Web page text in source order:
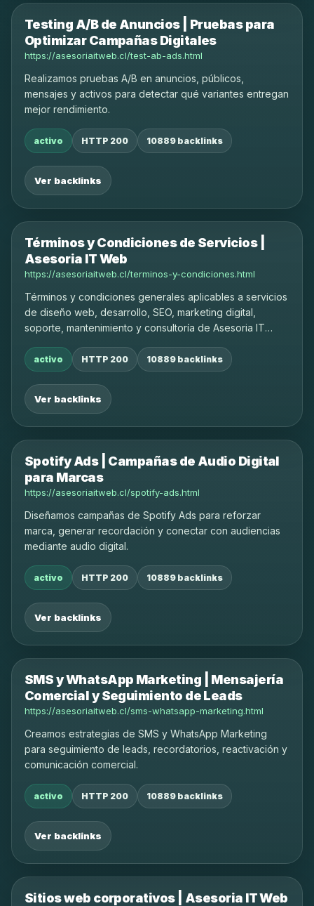
Testing A/B de Anuncios | Pruebas para
Optimizar Campañas Digitales
https://asesoriaitweb.cl/test-ab-ads.html
Realizamos pruebas A/B en anuncios, públicos,
mensajes y activos para detectar qué variantes entregan
mejor rendimiento.
activo HTTP 200 10889 backlinks
Ver backlinks
Términos y Condiciones de Servicios |
Asesoria IT Web
https://asesoriaitweb.cl/terminos-y-condiciones.html
Términos y condiciones generales aplicables a servicios
de diseño web, desarrollo, SEO, marketing digital,
soporte, mantenimiento y consultoría de Asesoria IT
activo HTTP 200 10889 backlinks
Ver backlinks
Spotify Ads | Campañas de Audio Digital
para Marcas
https://asesoriaitweb.cl/spotify-ads.html
Diseñamos campañas de Spotify Ads para reforzar
marca, generar recordación y conectar con audiencias
mediante audio digital.
activo HTTP 200 10889 backlinks
Ver backlinks
SMS y WhatsApp Marketing | Mensajería
Comercial y Seguimiento de Leads
https://asesoriaitweb.cl/sms-whatsapp-marketing.html
Creamos estrategias de SMS y WhatsApp Marketing
para seguimiento de leads, recordatorios, reactivación y
comunicación comercial.
activo HTTP 200 10889 backlinks
Ver backlinks
Sitios web corporativos | Asesoria IT Web